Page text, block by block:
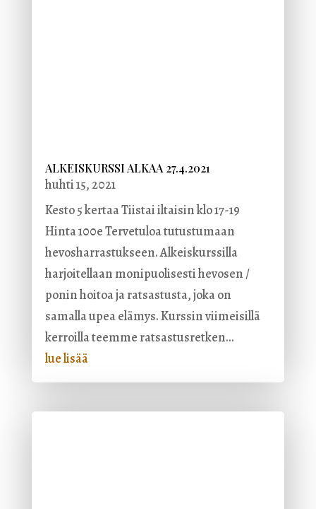
ALKEISKURSSI ALKAA 27.4.2021
huhti 15, 2021
Kesto 5 kertaa Tiistai iltaisin klo 17-19
Hinta 100e Tervetuloa tutustumaan
hevosharrastukseen. Alkeiskurssilla
harjoitellaan monipuolisesti hevosen /
ponin hoitoa ja ratsastusta, joka on
samalla upea elämys. Kurssin viimeisillä
kerroilla teemme ratsastusretken...
lue lisää